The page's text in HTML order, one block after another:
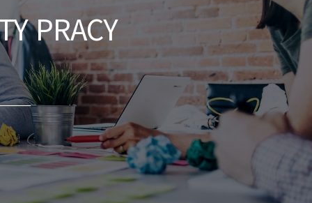
Praca.pl
/ Skarżysko-Kamienna
Zakres obowiązków: Kierowanie
procesami budowy, tworzenie
harmonogramów i raportów
Nadzorowanie jakości oraz terminowości
robót Zarządzanie zespołem...
dzisiaj
Franczyzobiorca /
PRACY